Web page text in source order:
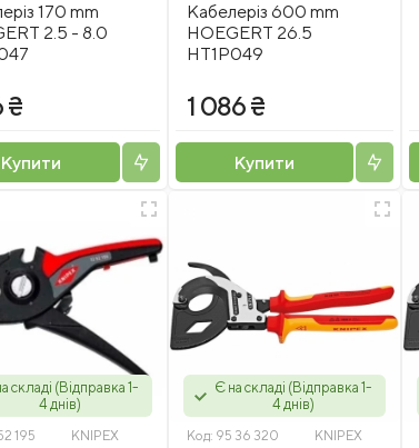
170 mm
2.5 - 8.0
₴
Купити
Кабелеріз 600 mm
HOEGERT 26.5
HT1P049
1 086 ₴
Купити
складі (Відправка 1-
4 днів)
195 KNIPEX
Є на складі (Відправка 1-
4 днів)
Код: 95 36 320 KNIPEX